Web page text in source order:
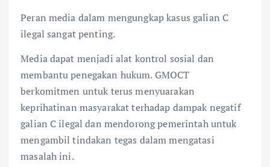
Peran media dalam mengungkap kasus galian C
ilegal sangat penting.
Media dapat menjadi alat kontrol sosial dan
membantu penegakan hukum. GMOCT
berkomitmen untuk terus menyuarakan
keprihatinan masyarakat terhadap dampak negatif
galian C ilegal dan mendorong pemerintah untuk
mengambil tindakan tegas dalam mengatasi
masalah ini.